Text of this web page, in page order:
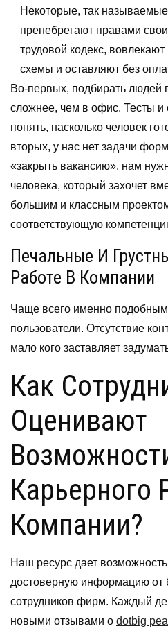
Некоторые, так
пренебрегают правами
трудовой кодекс,
схемы и оставляют без
Во-первых, подбирать людей
сложнее, чем в офис. Тесты и
понять, насколько человек
вторых, у нас нет задачи
«закрыть вакансию», нам
человека, который захочет
большим и классным
соответствующую
Печальные И
Работе В Компании
Чаще всего именно
пользователи. Отсутствие
мало кого заставляет
Как
Оценивают
Карьерного
Компании?
Наш ресурс дает
достоверную информацию
сотрудников фирм. Каждый
новыми отзывами о dotbig